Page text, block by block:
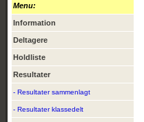
Menu:
Information
Deltagere
Holdliste
Resultater
- Resultater sammenlagt
- Resultater klassedelt